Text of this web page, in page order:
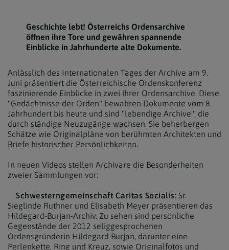
Geschichte lebt! Österreichs Ordensarchive
öffnen ihre Tore und gewähren spannende
Einblicke in Jahrhunderte alte Dokumente.
Anlässlich des Internationalen Tages der Archive am 9.
Juni präsentiert die Österreichische Ordenskonferenz
faszinierende Einblicke in zwei ihrer Ordensarchive. Diese
"Gedächtnisse der Orden" bewahren Dokumente vom 8.
Jahrhundert bis heute und sind "lebendige Archive", die
durch ständige Neuzugänge wachsen. Sie beherbergen
Schätze wie Originalpläne von berühmten Architekten und
Briefe historischer Persönlichkeiten.
In neuen Videos stellen Archivare die Besonderheiten
zweier Sammlungen vor:
Schwesterngemeinschaft Caritas Socialis: Sr.
Sieglinde Ruthner und Elisabeth Meyer präsentieren das
Hildegard-Burjan-Archiv. Zu sehen sind persönliche
Gegenstände der 2012 seliggesprochenen
Ordensgründerin Hildegard Burjan, darunter eine
Perlenkette, Ring und Kreuz, sowie Originalfotos und